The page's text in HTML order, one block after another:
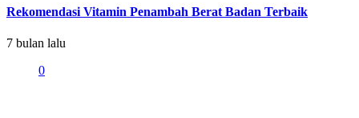
Rekomendasi Vitamin Penambah Berat Badan Terbaik
7 bulan lalu
0